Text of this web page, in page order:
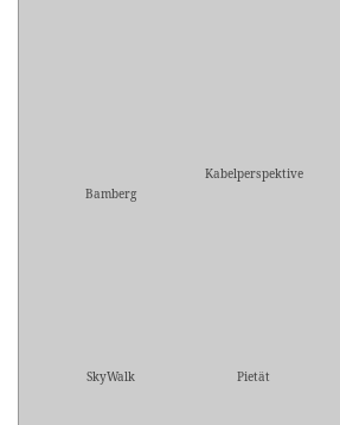
Bamberg
Kabelperspektive
SkyWalk Pietät